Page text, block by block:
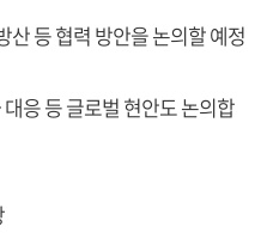
등 협력 방안을 논의할 예정
응 등 글로벌 현안도 논의합